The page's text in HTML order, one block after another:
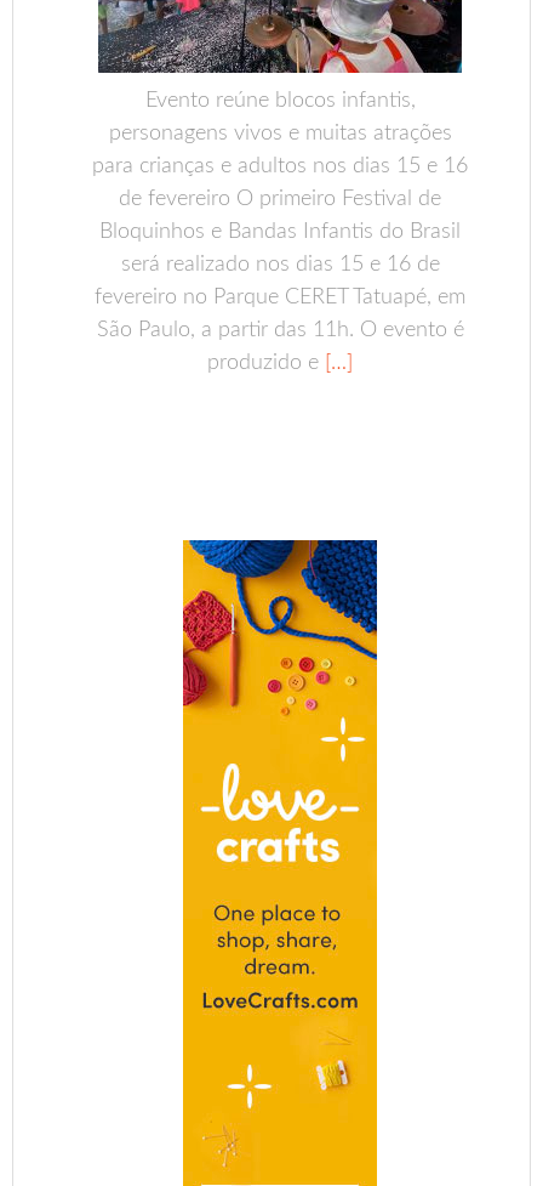
Evento reúne blocos infantis,
personagens vivos e muitas atrações
para crianças e adultos nos dias 15 e 16
de fevereiro O primeiro Festival de
Bloquinhos e Bandas Infantis do Brasil
será realizado nos dias 15 e 16 de
fevereiro no Parque CERET Tatuapé, em
São Paulo, a partir das 11h. O evento é
produzido e […]